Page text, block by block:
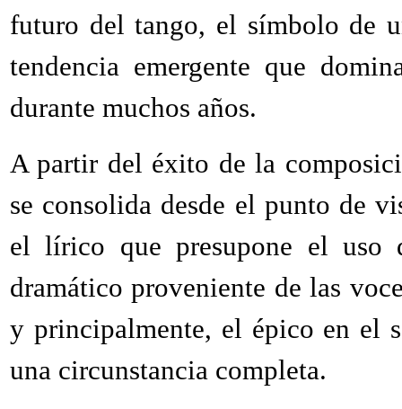
futuro del tango, el símbolo de
tendencia emergente que
durante muchos años.
A partir del éxito de la
se consolida desde el punto de
el lírico que presupone el uso
dramático proveniente de las
y principalmente, el épico en el
una circunstancia completa.